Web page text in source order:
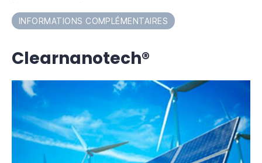
INFORMATIONS COMPLÉMENTAIRES
Clearnanotech®